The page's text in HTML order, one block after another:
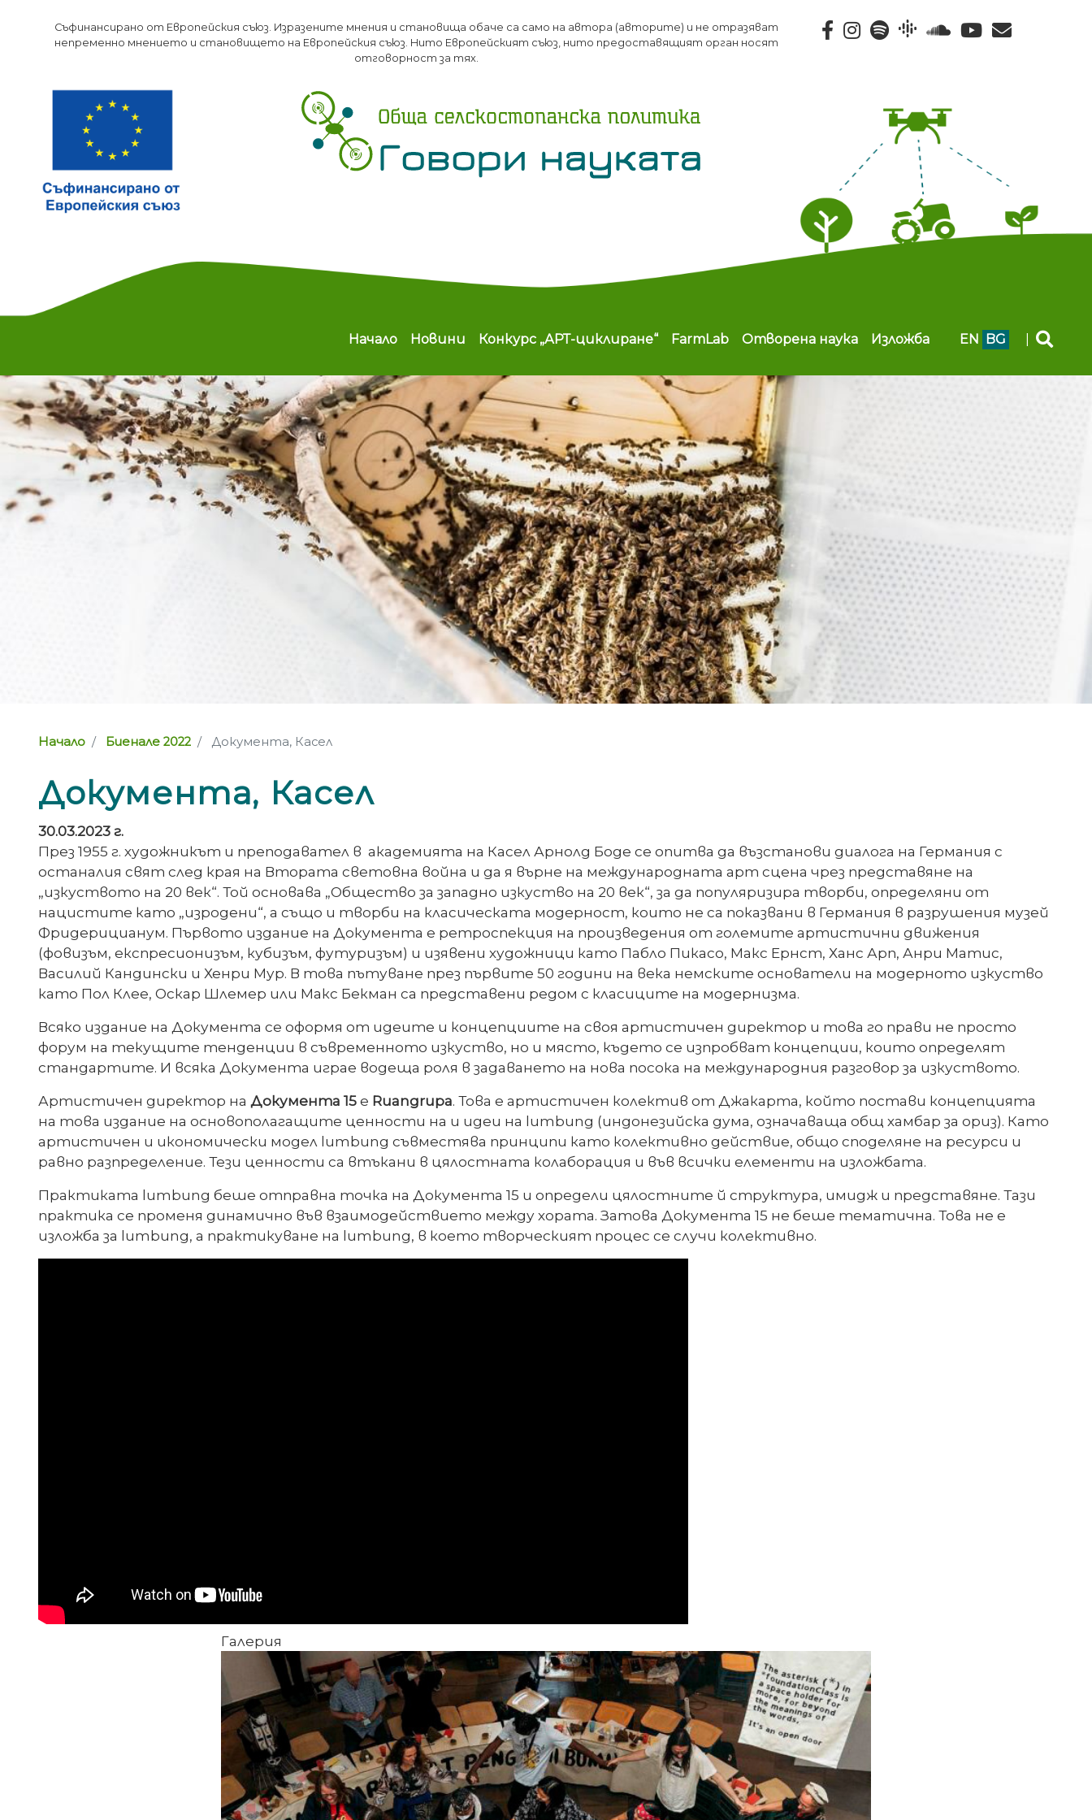
към
основното
Съфинансирано от Европейския съюз. Изразените мнения и становища обаче са само на автора (авторите) и не отразяват
непременно мнението и становището на Европейския съюз. Нито Европейският съюз, нито предоставящият орган носят
отговорност за тях.
Main navigation
Начало Новини Конкурс „АРТ-циклиране“ FarmLab Отворена наука Изложба EN BG
Начало Биенале 2022 Документа, Касел
Документа, Касел
30.03.2023 г.
През 1955 г. художникът и преподавател в академията на Касел Арнолд Боде се опитва да възстанови диалога на Германия с
останалия свят след края на Втората световна война и да я върне на международната арт сцена чрез представяне на
„изкуството на 20 век“. Той основава „Общество за западно изкуство на 20 век“, за да популяризира творби, определяни от
нацистите като „изродени“, а също и творби на класическата модерност, които не са показвани в Германия в разрушения музей
Фридерицианум. Първото издание на Документа е ретроспекция на произведения от големите артистични движения
(фовизъм, експресионизъм, кубизъм, футуризъм) и изявени художници като Пабло Пикасо, Макс Ернст, Ханс Арп, Анри Матис,
Василий Кандински и Хенри Мур. В това пътуване през първите 50 години на века немските основатели на модерното изкуство
като Пол Клее, Оскар Шлемер или Макс Бекман са представени редом с класиците на модернизма.
Всяко издание на Документа се оформя от идеите и концепциите на своя артистичен директор и това го прави не просто
форум на текущите тенденции в съвременното изкуство, но и място, където се изпробват концепции, които определят
стандартите. И всяка Документа играе водеща роля в задаването на нова посока на международния разговор за изкуството.
Артистичен директор на Документа 15е Ruangrupa. Това е артистичен колектив от Джакарта, който постави концепцията
на това издание на основополагащите ценности на и идеи на lumbung (индонезийска дума, означаваща общ хамбар за ориз). Като
артистичен и икономически модел lumbung съвместява принципи като колективно действие, общо споделяне на ресурси и
равно разпределение. Тези ценности са втъкани в цялостната колаборация и във всички елементи на изложбата.
Практиката lumbung беше отправна точка на Документа 15 и определи цялостните й структура, имидж и представяне. Тази
практика се променя динамично във взаимодействието между хората. Затова Документа 15 не беше тематична. Това не е
изложба за lumbung, а практикуване на lumbung, в което творческият процес се случи колективно.
Галерия